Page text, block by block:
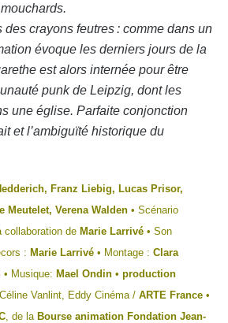
crayons feutres : comme dans un
évoque les derniers jours de la
est alors internée pour être
punk de Leipzig, dont les
une église. Parfaite conjonction
et l’ambiguïté historique du
Franz Liebig, Lucas Prisor,
Meutelet, Verena Walden • Scénario
collaboration de Marie Larrivé • Son
: Marie Larrivé • Montage : Clara
• Musique: Mael Ondin • production
Vanlint, Eddy Cinéma / ARTE France •
, de la Bourse animation Fondation Jean-